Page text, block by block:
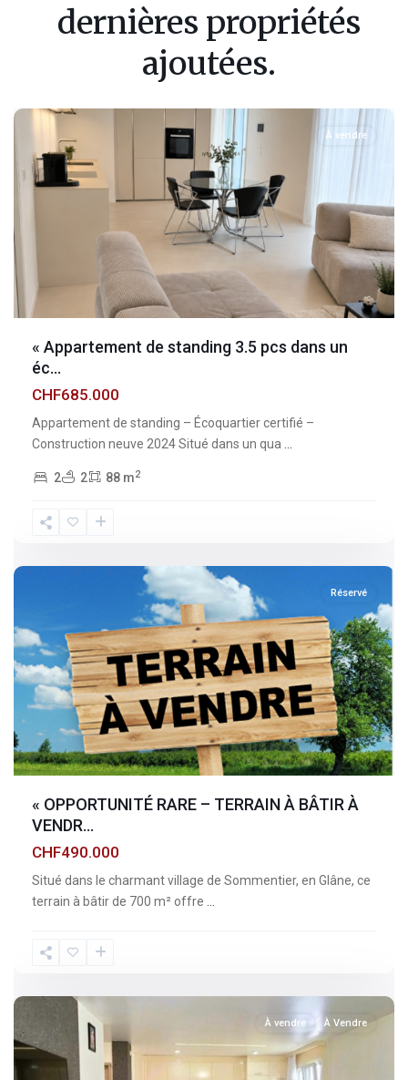
dernières propriétés
ajoutées.
À vendre
« Appartement de standing 3.5 pcs dans un
éc...
CHF685.000
Appartement de standing – Écoquartier certifié –
Construction neuve 2024 Situé dans un qua
2 2 88 m2
Fribourg
Réservé
« OPPORTUNITÉ RARE – TERRAIN À BÂTIR À
VENDR...
CHF490.000
Situé dans le charmant village de Sommentier, en Glâne, ce
terrain à bâtir de 700 m² offre
Fribourg
À vendre À Vendre